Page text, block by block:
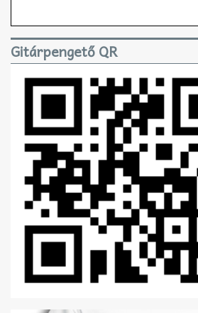
Gitárpengető QR